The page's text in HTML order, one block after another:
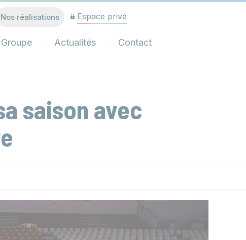
Nos réalisations Espace privé
Groupe Actualités Contact
saison avec